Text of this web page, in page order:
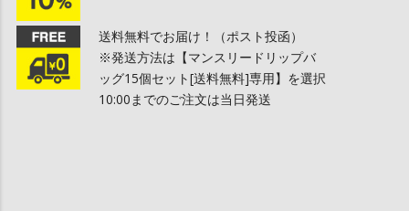
送料無料でお届け！（ポスト投函）
※発送方法は【マンスリードリップバ
ッグ15個セット[送料無料]専用】を選択
10:00までのご注文は当日発送